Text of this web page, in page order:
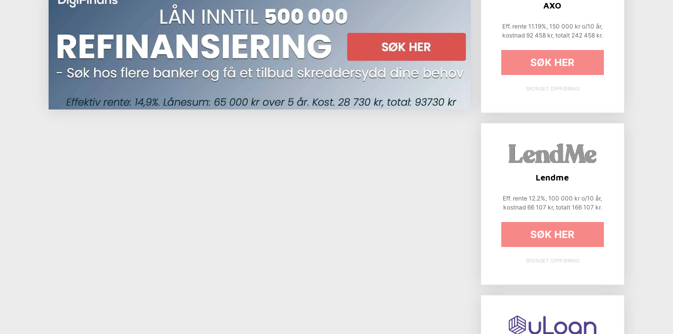
AXO
Eff. rente 11.19%, 150 000 kr o/10 år,
kostnad 92 458 kr, totalt 242 458 kr.
SØK HER
SPONSET OPPFØRING
Lendme
Eff. rente 12.2%, 100 000 kr o/10 år,
kostnad 66 107 kr, totalt 166 107 kr.
SØK HER
SPONSET OPPFØRING